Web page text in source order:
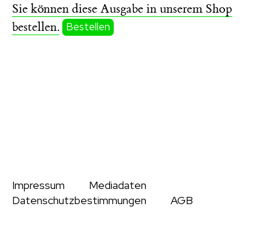
Sie können diese Ausgabe in unserem Shop
bestellen. Bestellen
Impressum
Mediadaten
Datenschutzbestimmungen
AGB